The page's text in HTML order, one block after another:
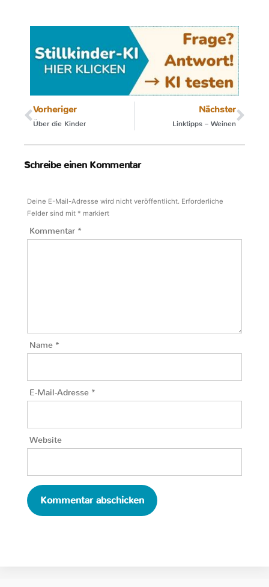
Vorheriger
Über die Kinder
Nächster
Linktipps – Weinen
Schreibe einen Kommentar
Deine E-Mail-Adresse wird nicht veröffentlicht. Erforderliche
Felder sind mit * markiert
Kommentar *
Name *
E-Mail-Adresse *
Website